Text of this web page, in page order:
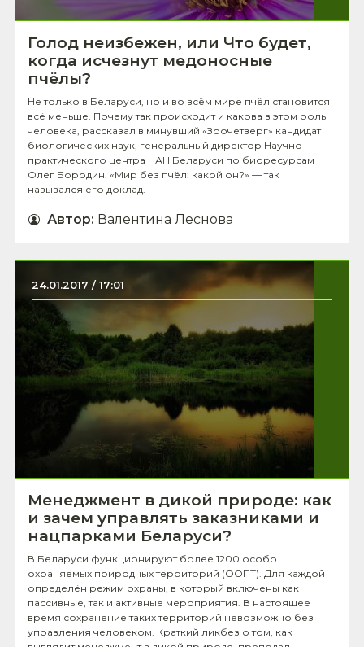
Голод неизбежен, или Что будет,
когда исчезнут медоносные
пчёлы?
Не только в Беларуси, но и во всём мире пчёл становится
всё меньше. Почему так происходит и какова в этом роль
человека, рассказал в минувший «Зоочетверг» кандидат
биологических наук, генеральный директор Научно-
практического центра НАН Беларуси по биоресурсам
Олег Бородин. «Мир без пчёл: какой он?» — так
назывался его доклад.
Автор: Валентина Леснова
24.01.2017 / 17:01
Менеджмент в дикой природе: как
и зачем управлять заказниками и
нацпарками Беларуси?
В Беларуси функционируют более 1200 особо
охраняемых природных территорий (ООПТ). Для каждой
определён режим охраны, в который включены как
пассивные, так и активные мероприятия. В настоящее
время сохранение таких территорий невозможно без
управления человеком. Краткий ликбез о том, как